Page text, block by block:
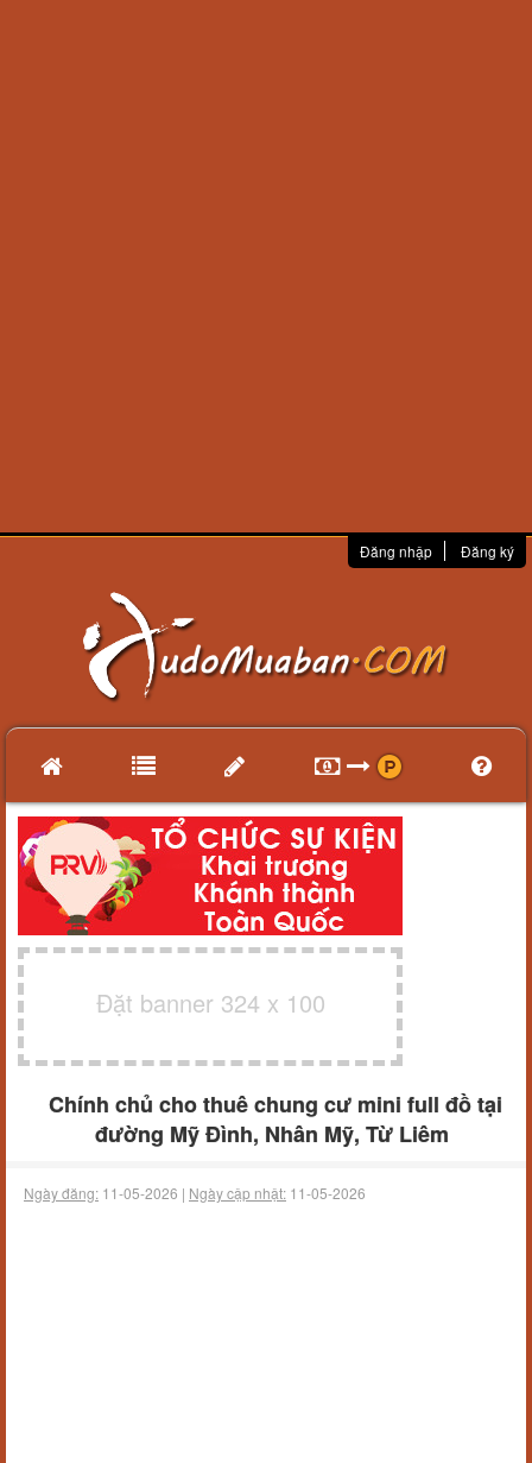
Đăng nhập Đăng ký
Đặt banner 324 x 100
Chính chủ cho thuê chung cư mini full đồ tại
đường Mỹ Đình, Nhân Mỹ, Từ Liêm
Ngày đăng: 11-05-2026 | Ngày cập nhật: 11-05-2026